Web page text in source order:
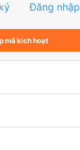
Đăng nhập
mã kích hoạt